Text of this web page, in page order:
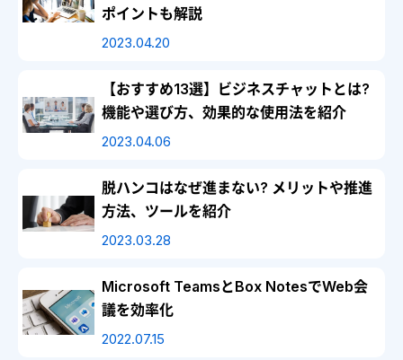
ポイントも解説
2023.04.20
【おすすめ13選】ビジネスチャットとは?
機能や選び方、効果的な使用法を紹介
2023.04.06
脱ハンコはなぜ進まない? メリットや推進
方法、ツールを紹介
2023.03.28
Microsoft TeamsとBox NotesでWeb会
議を効率化
2022.07.15